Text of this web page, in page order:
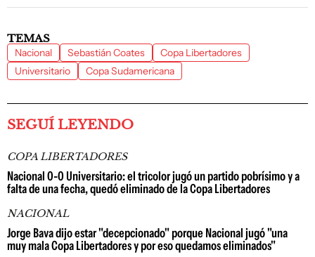
TEMAS
Nacional Sebastián Coates
Copa Libertadores
Universitario
Copa Sudamericana
SEGUÍ LEYENDO
COPA LIBERTADORES
Nacional 0-0 Universitario: el tricolor jugó un partido pobrísimo y a
falta de una fecha, quedó eliminado de la Copa Libertadores
NACIONAL
Jorge Bava dijo estar "decepcionado" porque Nacional jugó "una
muy mala Copa Libertadores y por eso quedamos eliminados"